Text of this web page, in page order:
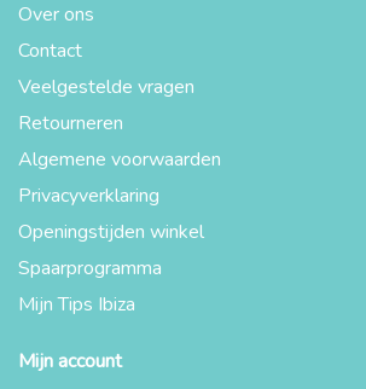
Over ons
Contact
Veelgestelde vragen
Retourneren
Algemene voorwaarden
Privacyverklaring
Openingstijden winkel
Spaarprogramma
Mijn Tips Ibiza
Mijn account